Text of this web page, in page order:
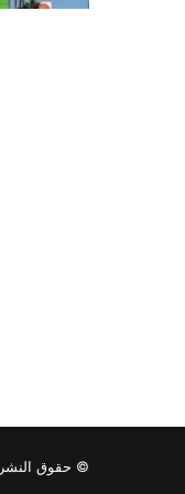
© حقوق النشر 2026، جميع الحقوق محفوظة |